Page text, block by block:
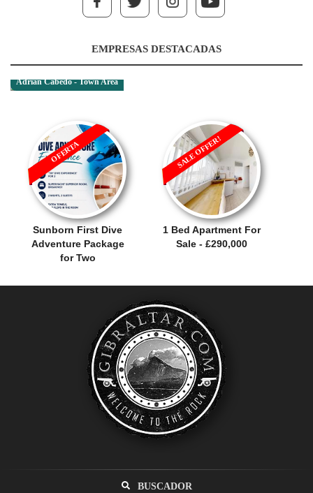
EMPRESAS DESTACADAS
Adrian Cabedo - Town Area
Sunborn First Dive
Adventure Package
for Two
OFERTA
1 Bed Apartment For
Sale - £290,000
SALE OFFER!
BUSCADOR